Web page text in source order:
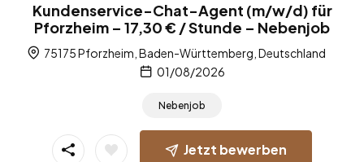
Kundenservice-Chat-Agent (m/w/d) für
Pforzheim – 17,30 € / Stunde – Nebenjob
75175 Pforzheim, Baden-Württemberg, Deutschland
01/08/2026
Nebenjob
Jetzt bewerben